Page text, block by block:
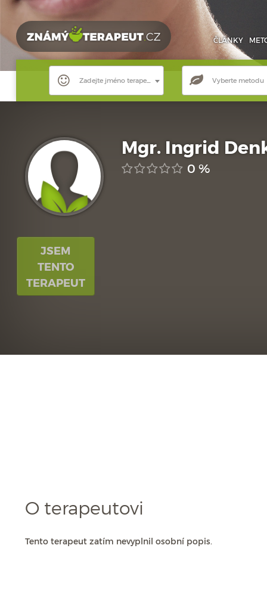
ČLÁNKY
Vyberte metodu
JSEM
TENTO
TERAPEUT
Mgr. Ingrid
0 %
O terapeutovi
Tento terapeut zatím nevyplnil osobní popis.